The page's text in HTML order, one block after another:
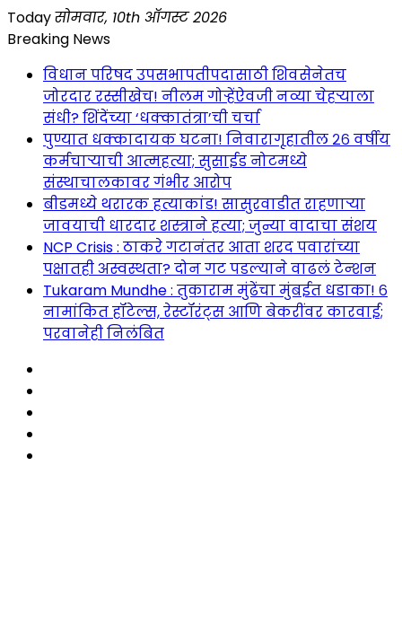
Skip
to
Todayसोमवार, 10th ऑगस्ट 2026
Breaking News
विधान परिषद उपसभापतीपदासाठी शिवसेनेतच
जोरदार रस्सीखेच! नीलम गोऱ्हेंऐवजी नव्या चेहऱ्याला
संधी? शिंदेंच्या ‘धक्कातंत्रा’ची चर्चा
पुण्यात धक्कादायक घटना! निवारागृहातील २६ वर्षीय
कर्मचाऱ्याची आत्महत्या; सुसाईड नोटमध्ये
संस्थाचालकावर गंभीर आरोप
बीडमध्ये थरारक हत्याकांड! सासुरवाडीत राहणाऱ्या
जावयाची धारदार शस्त्राने हत्या; जुन्या वादाचा संशय
NCP Crisis : ठाकरे गटानंतर आता शरद पवारांच्या
पक्षातही अस्वस्थता? दोन गट पडल्याने वाढलं टेन्शन
Tukaram Mundhe : तुकाराम मुंढेंचा मुंबईत धडाका! ६
नामांकित हॉटेल्स, रेस्टॉरंट्स आणि बेकरींवर कारवाई;
परवानेही निलंबित